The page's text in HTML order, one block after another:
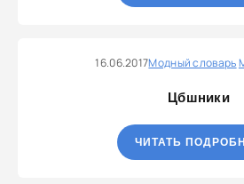
16.06.2017Модный словарь
Цбшники
ЧИТАТЬ